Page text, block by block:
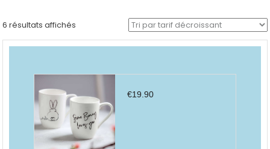
6 résultats affichés
par
€19.90